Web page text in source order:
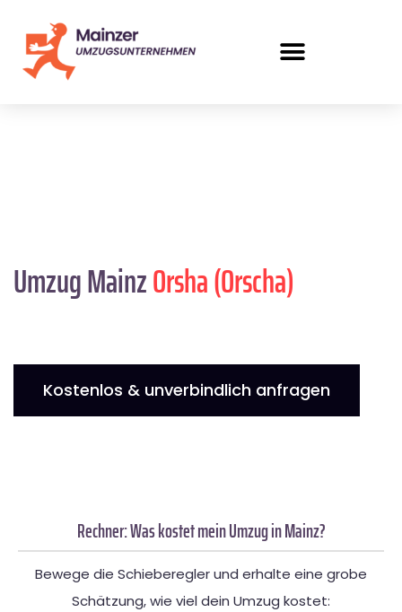
Umzug MainzOrsha (Orscha)
Kostenlos & unverbindlich anfragen
Rechner: Was kostet mein Umzug in Mainz?
Bewege die Schieberegler und erhalte eine grobe
Schätzung, wie viel dein Umzug kostet: